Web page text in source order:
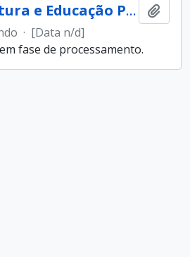
InFormar : Cultura e Educação Popular (entidade)
· [Data n/d]
fase de processamento.